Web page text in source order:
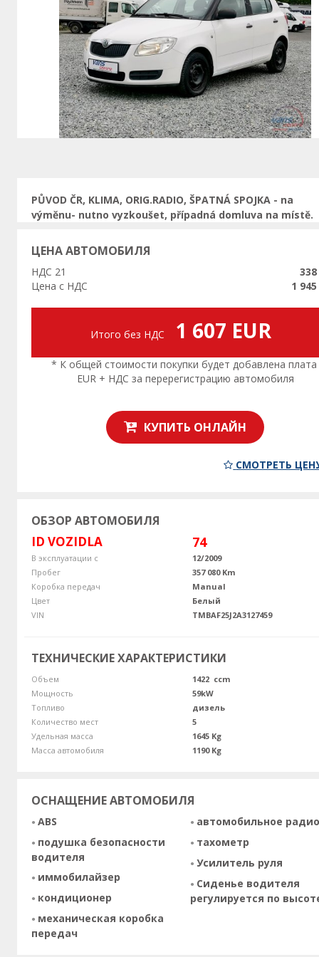
Предыдущая
PŮVOD ČR, KLIMA, ORIG.RADIO, ŠPATNÁ SPOJKA - na
výměnu- nutno vyzkoušet, případná domluva na místě.
ЦЕНА АВТОМОБИЛЯ
НДС 21
338
Цена с НДС
1 945
Итого без НДС 1 607 EUR
* К общей стоимости покупки будет добавлена плата
EUR + НДС за перерегистрацию автомобиля
КУПИТЬ ОНЛАЙН
СМОТРЕТЬ
ОБЗОР АВТОМОБИЛЯ
ID VOZIDLA 74
В эксплуатации с
12/2009
Пробег
357 080 Km
Коробка передач
Manual
Цвет
Белый
VIN
TMBAF25J2A3127459
ТЕХНИЧЕСКИЕ ХАРАКТЕРИСТИКИ
Объем
1422 ccm
Мощность
59kW
Топливо
дизель
Количество мест
5
Удельная масса
1645 Kg
Масса автомобиля
1190 Kg
ОСНАЩЕНИЕ АВТОМОБИЛЯ
ABS
подушка безопасности
водителя
иммобилайзер
кондиционер
механическая коробка
передач
автомобильное радио
тахометр
Усилитель руля
Сиденье водителя
регулируется по